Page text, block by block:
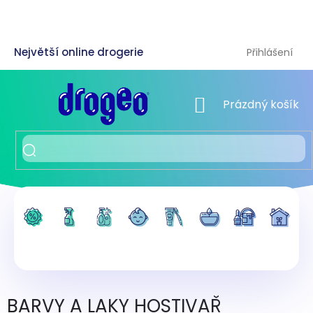
Přihlášení
NÁKUPNÍ KOŠÍK
Prázdný košík
BARVY A LAKY HOSTIVAŘ